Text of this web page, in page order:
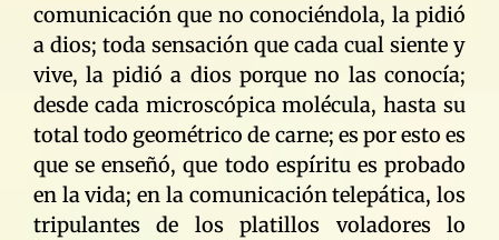
comunicación que no conociéndola, la pidió
a dios; toda sensación que cada cual siente y
vive, la pidió a dios porque no las conocía;
desde cada microscópica molécula, hasta su
total todo geométrico de carne; es por esto es
que se enseñó, que todo espíritu es probado
en la vida; en la comunicación telepática, los
tripulantes de los platillos voladores lo